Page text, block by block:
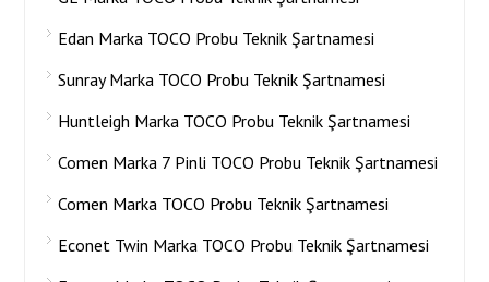
Edan Marka TOCO Probu Teknik Şartnamesi
Sunray Marka TOCO Probu Teknik Şartnamesi
Huntleigh Marka TOCO Probu Teknik Şartnamesi
Comen Marka 7 Pinli TOCO Probu Teknik Şartnamesi
Comen Marka TOCO Probu Teknik Şartnamesi
Econet Twin Marka TOCO Probu Teknik Şartnamesi